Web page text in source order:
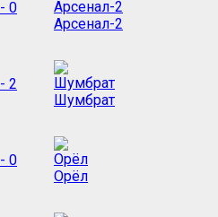
0
Арсенал-2
2
Шумбрат
0
Орёл